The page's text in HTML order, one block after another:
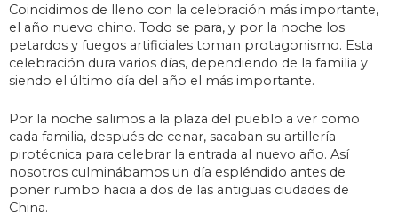
Coincidimos de lleno con la celebración más importante,
el año nuevo chino. Todo se para, y por la noche los
petardos y fuegos artificiales toman protagonismo. Esta
celebración dura varios días, dependiendo de la familia y
siendo el último día del año el más importante.
Por la noche salimos a la plaza del pueblo a ver como
cada familia, después de cenar, sacaban su artillería
pirotécnica para celebrar la entrada al nuevo año. Así
nosotros culminábamos un día espléndido antes de
poner rumbo hacia a dos de las antiguas ciudades de
China.